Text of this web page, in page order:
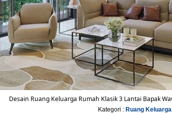
Desain Ruang Keluarga Rumah Klasik 3 Lantai Bapak
Kategori : Ruang Keluarga